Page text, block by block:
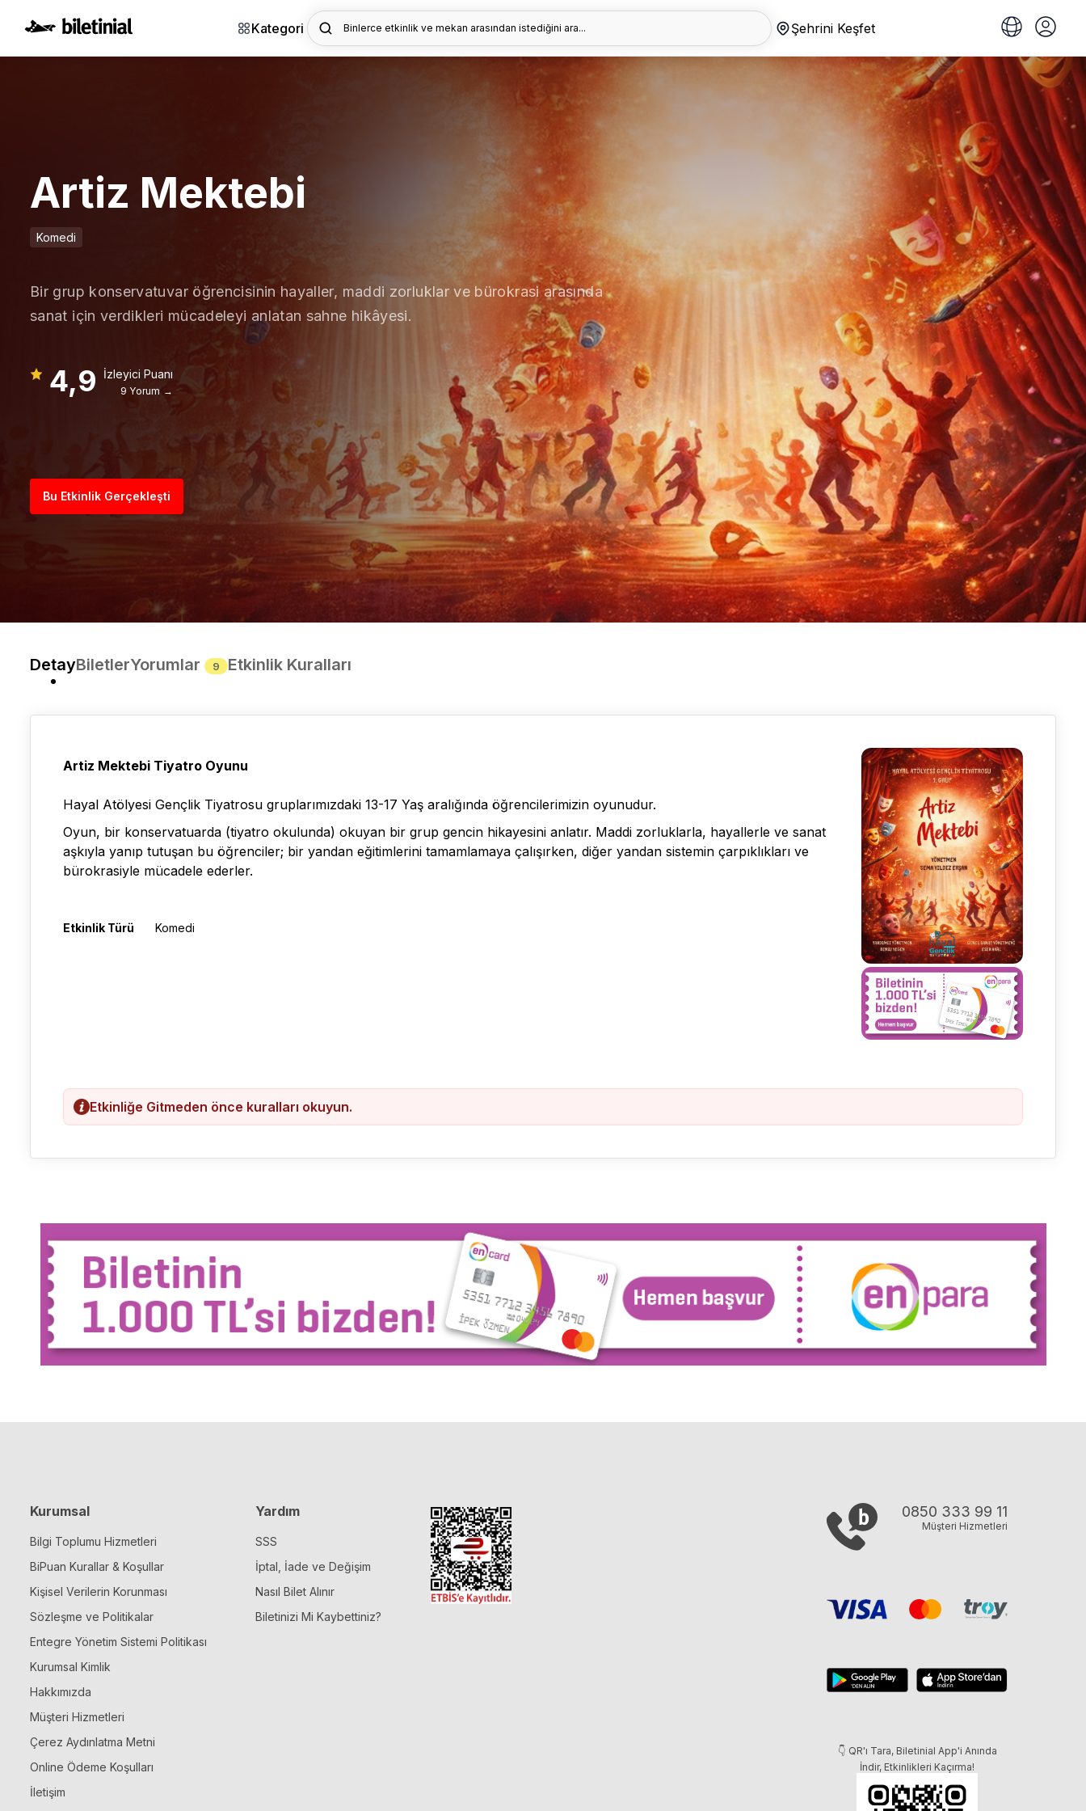
Kategori Binlerce etkinlik ve mekan arasından istediğini ara... Şehrini Keşfet
Artiz Mektebi
Komedi
Bir grup konservatuvar öğrencisinin hayaller, maddi zorluklar ve bürokrasi arasında
sanat için verdikleri mücadeleyi anlatan sahne hikâyesi.
4,9 İzleyici Puanı
9 Yorum →
Bu Etkinlik Gerçekleşti
DetayBiletlerYorumlar 9 Etkinlik Kuralları
Artiz Mektebi Tiyatro Oyunu
Hayal Atölyesi Gençlik Tiyatrosu gruplarımızdaki 13-17 Yaş aralığında öğrencilerimizin oyunudur.
Oyun, bir konservatuarda (tiyatro okulunda) okuyan bir grup gencin hikayesini anlatır. Maddi zorluklarla, hayallerle ve sanat
aşkıyla yanıp tutuşan bu öğrenciler; bir yandan eğitimlerini tamamlamaya çalışırken, diğer yandan sistemin çarpıklıkları ve
bürokrasiyle mücadele ederler.
Etkinlik Türü Komedi
Etkinliğe Gitmeden önce kuralları okuyun.
Kurumsal
Bilgi Toplumu Hizmetleri
BiPuan Kurallar & Koşullar
Kişisel Verilerin Korunması
Sözleşme ve Politikalar
Entegre Yönetim Sistemi Politikası
Kurumsal Kimlik
Hakkımızda
Müşteri Hizmetleri
Çerez Aydınlatma Metni
Online Ödeme Koşulları
İletişim
Yardım
SSS
İptal, İade ve Değişim
Nasıl Bilet Alınır
Biletinizi Mi Kaybettiniz?
0850 333 99 11
Müşteri Hizmetleri
👇 QR'ı Tara, Biletinial App'i Anında
İndir, Etkinlikleri Kaçırma!